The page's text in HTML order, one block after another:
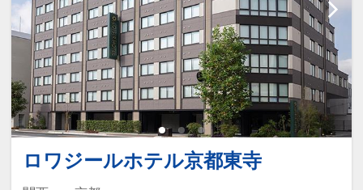
ロワジールホテル京都東寺